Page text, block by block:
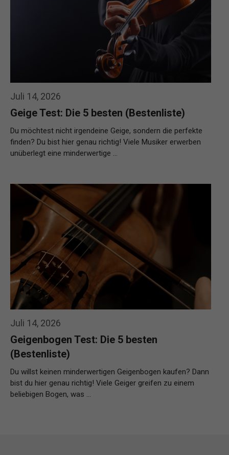
Juli 14, 2026
Geige Test: Die 5 besten (Bestenliste)
Du möchtest nicht irgendeine Geige, sondern die perfekte
finden? Du bist hier genau richtig! Viele Musiker erwerben
unüberlegt eine minderwertige …
Juli 14, 2026
Geigenbogen Test: Die 5 besten
(Bestenliste)
Du willst keinen minderwertigen Geigenbogen kaufen? Dann
bist du hier genau richtig! Viele Geiger greifen zu einem
beliebigen Bogen, was …